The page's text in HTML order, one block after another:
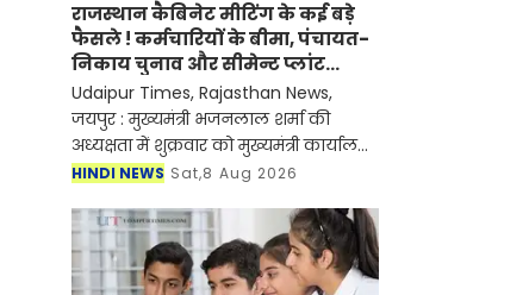
राजस्थान कैबिनेट मीटिंग के कई बड़े
फैसले ! कर्मचारियों के बीमा, पंचायत-
निकाय चुनाव और सीमेन्ट प्लांट
लगाने पर मुहर
Udaipur Times, Rajasthan News,
जयपुर : मुख्यमंत्री भजनलाल शर्मा की
अध्यक्षता में शुक्रवार को मुख्यमंत्री कार्यालय
में मंत्रिमंडल एवं मंत्रिपरिषद की बैठक
स्थानीय
HINDI NEWS Sat,8 Aug 2026